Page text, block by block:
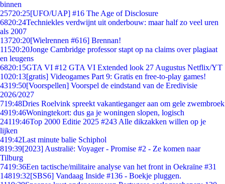
binnen
25720:25[UFO/UAP] #16 The Age of Disclosure
6820:24Techniekles verdwijnt uit onderbouw: maar half zo veel uren
als 2007
13720:20[Wielrennen #616] Brennan!
11520:20Jonge Cambridge professor stapt op na claims over plagiaat
en leugens
6820:15GTA VI #12 GTA VI Extended look 27 Augustus Netflix/YT
1020:13[gratis] Videogames Part 9: Gratis en free-to-play games!
4319:50[Voorspellen] Voorspel de eindstand van de Eredivisie
2026/2027
719:48Dries Roelvink spreekt vakantieganger aan om gele zwembroek
4919:46Woningtekort: dus ga je woningen slopen, logisch
24119:46Top 2000 Editie 2025 #243 Alle dikzakken willen op je
lijken
419:42Last minute balie Schiphol
819:39[2023] Australië: Voyager - Promise #2 - Ze komen naar
Tilburg
7419:36Een tactische/militaire analyse van het front in Oekraïne #31
14819:32[SBS6] Vandaag Inside #136 - Boekje pluggen.